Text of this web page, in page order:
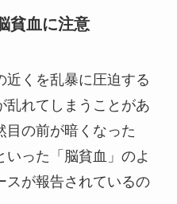
貧血に注意
近くを乱暴に圧迫する
乱れてしまうことがあ
目の前が暗くなった
いった「脳貧血」のよ
スが報告されているの